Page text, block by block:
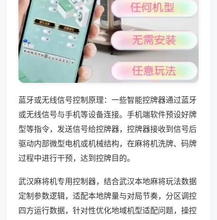
蓝牙或无线信号控制原理：一些智能控牌器通过蓝牙
或无线信号与手机等设备连接。手机端软件预设好牌
型等指令，发送信号给控牌器，控牌器接收到信号后
驱动内部微型电机或机械结构，在麻将机洗牌、码牌
过程中进行干预，达到控牌目的。
武汉麻将机专用控制器，结合武汉本地麻将玩法数据
定制参数逻辑，适配本地牌量与对局节奏，分区调控
四方运行数据，针对性优化地域机型适配问题，操控